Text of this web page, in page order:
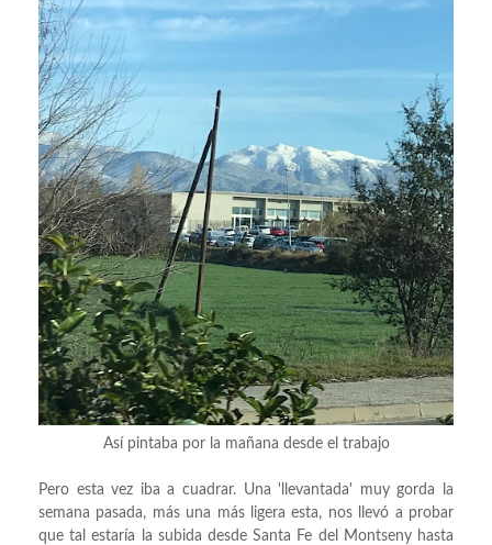
Así pintaba por la mañana desde el trabajo
Pero esta vez iba a cuadrar. Una 'llevantada' muy gorda la
semana pasada, más una más ligera esta, nos llevó a probar
que tal estaría la subida desde Santa Fe del Montseny hasta